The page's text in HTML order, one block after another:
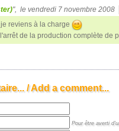
", le vendredi 7 novembre 2008
reviens à la charge
de la production complète
/ Add a comment...
Pour être averti